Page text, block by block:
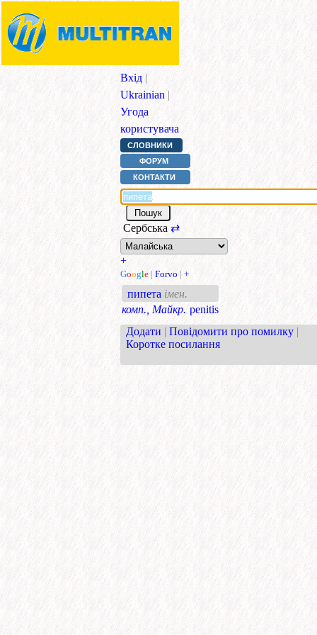
Вхід |
Ukrainian |
Угода
користувача
СЛОВНИКИ
ФОРУМ
КОНТАКТИ
Сербська ⇄
+
Google | Forvo | +
пипета імен.
комп., Майкр. penitis
Додати | Повідомити про помилку |
Коротке посилання